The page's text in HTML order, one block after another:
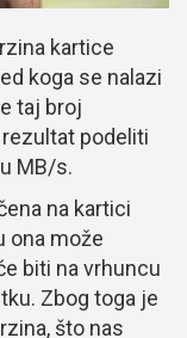
kartice
koga se nalazi
taj broj
podeliti
MB/s.
na kartici
ona može
biti na vrhuncu
Zbog toga je
što nas